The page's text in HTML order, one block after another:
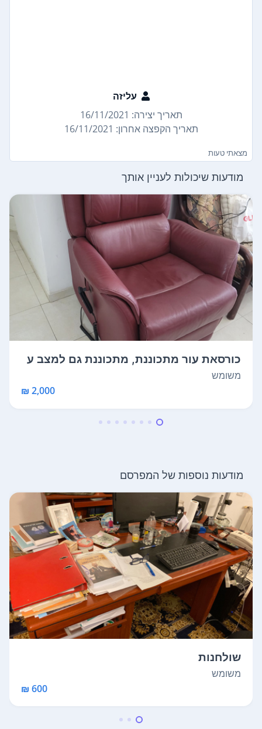
עליזה
תאריך יצירה: 16/11/2021
תאריך הקפצה אחרון: 16/11/2021
מצאתי טעות
מודעות שיכולות לעניין אותך
כורסאת עור מתכוננת, מתכוננת גם למצב ע
מיד...
משומש
2,000 ₪
מודעות נוספות של המפרסם
שולחנות
משומש
600 ₪